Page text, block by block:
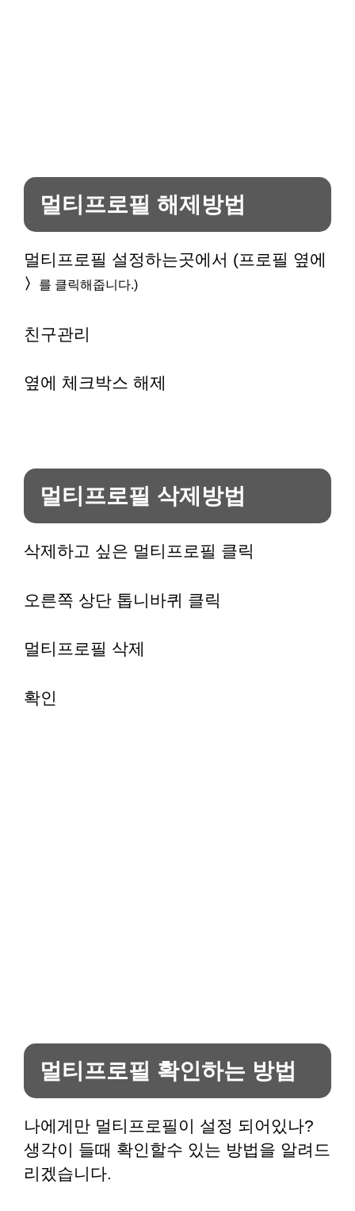
멀티프로필 해제방법
멀티프로필 설정하는곳에서 (프로필 옆에
〉 를 클릭해줍니다.)
친구관리
옆에 체크박스 해제
멀티프로필 삭제방법
삭제하고 싶은 멀티프로필 클릭
오른쪽 상단 톱니바퀴 클릭
멀티프로필 삭제
확인
멀티프로필 확인하는 방법
나에게만 멀티프로필이 설정 되어있나?
생각이 들때 확인할수 있는 방법을 알려드
리겠습니다.